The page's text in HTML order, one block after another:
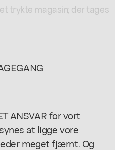
trykte magasin; der tages
ANSVAR for vort
at ligge vore
meget fjærnt. Og